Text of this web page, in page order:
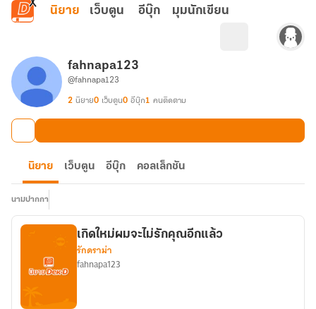
ข้ามไปยังเนื้อหาหลัก
นิยาย เว็บตูน อีบุ๊ก มุมนักเขียน
fahnapa123
@fahnapa123
2 นิยาย0 เว็บตูน0 อีบุ๊ก1 คนติดตาม
นิยาย เว็บตูน อีบุ๊ก คอลเล็กชัน
นามปากกา
เกิดใหม่ผมจะไม่รักคุณอีกแล้ว
รักดราม่า
fahnapa123